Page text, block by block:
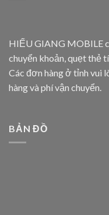
HIẾU GIANG MOBILE
chuyển khoản, quẹt thẻ
Các đơn hàng ở tỉnh vui
hàng và phí vận chuyển.
BẢN ĐỒ